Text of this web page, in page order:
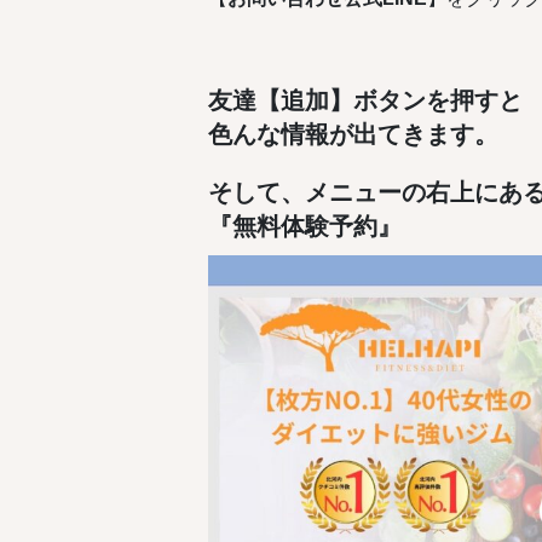
友達【追加】ボタンを押すと
色んな情報が出てきます。
そして、メニューの右上にあ
『無料体験予約』